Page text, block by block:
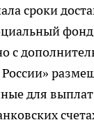
сроки
фонд
с
для